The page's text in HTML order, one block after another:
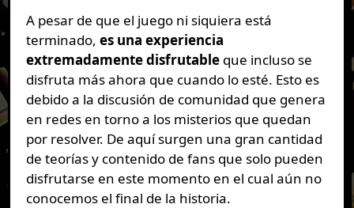
A pesar de que el juego ni siquiera está
terminado, es una experiencia
extremadamente disfrutableque incluso se
disfruta más ahora que cuando lo esté. Esto es
debido a la discusión de comunidad que genera
en redes en torno a los misterios que quedan
por resolver. De aquí surgen una gran cantidad
de teorías y contenido de fans que solo pueden
disfrutarse en este momento en el cual aún no
conocemos el final de la historia.